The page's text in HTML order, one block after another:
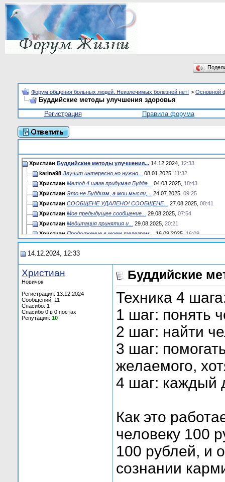
Форум общения больных людей. Неизлечимых болезней нет! > Основной
Буддийские методы улучшения здоровья
Регистрация
Правила форума
Христиан Буддийские методы улучшения... 14.12.2024, 12:33
karina98 Звучит интересно,но нужно... 08.01.2025, 11:32
Христиан Метод 4 шага придумал Будда... 04.03.2025, 18:43
Христиан Это не Буддизм, а мои мысли,... 24.07.2025, 09:25
Христиан СООБЩЕНЕ УДАЛЕНО! СООБЩЕНЕ... 27.08.2025, 08:41
Христиан Мое предыдущее сообщение... 29.08.2025, 07:54
Христиан Медитация принятия и... 29.08.2025, 20:21
Христиан Продолжение в моем телеграм... 16.09.2025, 16:09
14.12.2024, 12:33
Христиан
Новичок
Регистрация: 13.12.2024
Сообщений: 11
Спасибо: 1
Спасибо 0 в 0 постах
Репутация: 10
Буддийские
Техника 4
1 шаг: понять
2 шаг: найти
3 шаг:
желаемого,
4 шаг: каждый
Как это
человеку 100
100 рублей, и
сознании